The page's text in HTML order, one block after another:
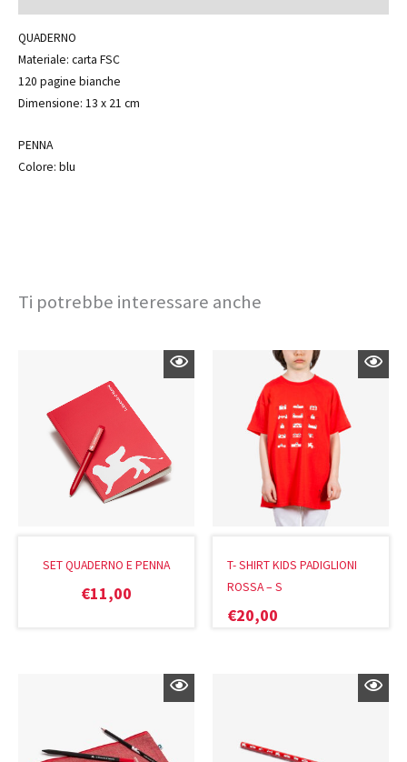
QUADERNO
Materiale: carta FSC
120 pagine bianche
Dimensione: 13 x 21 cm
PENNA
Colore: blu
Ti potrebbe interessare anche
SET QUADERNO E PENNA
€11,00
T- SHIRT KIDS PADIGLIONI
ROSSA – S
€20,00